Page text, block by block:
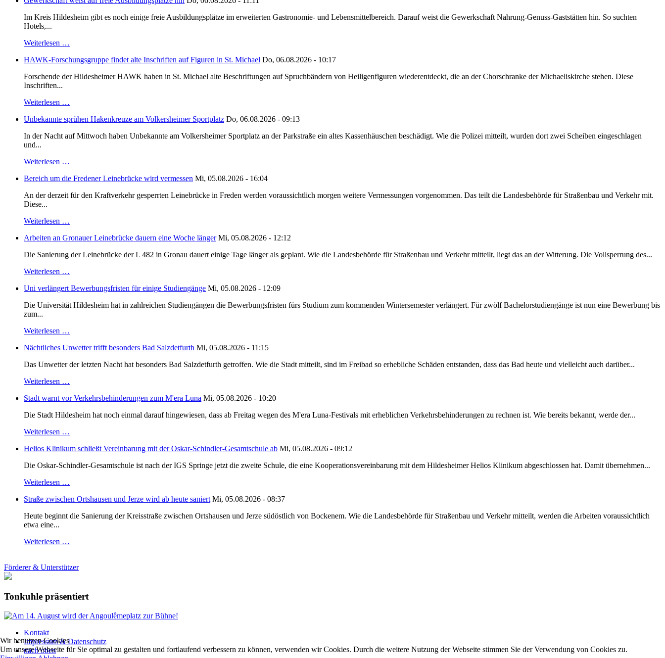
Im Kreis Hildesheim gibt es noch einige freie Ausbildungsplätze im erweiterten Gastronomie- und Lebensmittelbereich. Darauf weist die Gewerkschaft Nahrung-Genuss-Gaststätten hin. So suchten
Hotels,...
Weiterlesen …
HAWK-Forschungsgruppe findet alte Inschriften auf Figuren in St. Michael Do, 06.08.2026 - 10:17
Forschende der Hildesheimer HAWK haben in St. Michael alte Beschriftungen auf Spruchbändern von Heiligenfiguren wiederentdeckt, die an der Chorschranke der Michaeliskirche stehen. Diese
Inschriften...
Weiterlesen …
Unbekannte sprühen Hakenkreuze am Volkersheimer Sportplatz Do, 06.08.2026 - 09:13
In der Nacht auf Mittwoch haben Unbekannte am Volkersheimer Sportplatz an der Parkstraße ein altes Kassenhäuschen beschädigt. Wie die Polizei mitteilt, wurden dort zwei Scheiben eingeschlagen
und...
Weiterlesen …
Bereich um die Fredener Leinebrücke wird vermessen Mi, 05.08.2026 - 16:04
An der derzeit für den Kraftverkehr gesperrten Leinebrücke in Freden werden voraussichtlich morgen weitere Vermessungen vorgenommen. Das teilt die Landesbehörde für Straßenbau und Verkehr mit.
Diese...
Weiterlesen …
Arbeiten an Gronauer Leinebrücke dauern eine Woche länger Mi, 05.08.2026 - 12:12
Die Sanierung der Leinebrücke der L 482 in Gronau dauert einige Tage länger als geplant. Wie die Landesbehörde für Straßenbau und Verkehr mitteilt, liegt das an der Witterung. Die Vollsperrung des...
Weiterlesen …
Uni verlängert Bewerbungsfristen für einige Studiengänge Mi, 05.08.2026 - 12:09
Die Universität Hildesheim hat in zahlreichen Studiengängen die Bewerbungsfristen fürs Studium zum kommenden Wintersemester verlängert. Für zwölf Bachelorstudiengänge ist nun eine Bewerbung bis
zum...
Weiterlesen …
Nächtliches Unwetter trifft besonders Bad Salzdetfurth Mi, 05.08.2026 - 11:15
Das Unwetter der letzten Nacht hat besonders Bad Salzdetfurth getroffen. Wie die Stadt mitteilt, sind im Freibad so erhebliche Schäden entstanden, dass das Bad heute und vielleicht auch darüber...
Weiterlesen …
Stadt warnt vor Verkehrsbehinderungen zum M'era Luna Mi, 05.08.2026 - 10:20
Die Stadt Hildesheim hat noch einmal darauf hingewiesen, dass ab Freitag wegen des M'era Luna-Festivals mit erheblichen Verkehrsbehinderungen zu rechnen ist. Wie bereits bekannt, werde der...
Weiterlesen …
Helios Klinikum schließt Vereinbarung mit der Oskar-Schindler-Gesamtschule ab Mi, 05.08.2026 - 09:12
Die Oskar-Schindler-Gesamtschule ist nach der IGS Springe jetzt die zweite Schule, die eine Kooperationsvereinbarung mit dem Hildesheimer Helios Klinikum abgeschlossen hat. Damit übernehmen...
Weiterlesen …
Straße zwischen Ortshausen und Jerze wird ab heute saniert Mi, 05.08.2026 - 08:37
Heute beginnt die Sanierung der Kreisstraße zwischen Ortshausen und Jerze südöstlich von Bockenem. Wie die Landesbehörde für Straßenbau und Verkehr mitteilt, werden die Arbeiten voraussichtlich
etwa eine...
Weiterlesen …
Förderer & Unterstützer
Tonkuhle präsentiert
Kontakt
Impressum & Datenschutz
nach oben
Wir benutzen Cookies
Um unsere Webseite für Sie optimal zu gestalten und fortlaufend verbessern zu können, verwenden wir Cookies. Durch die weitere Nutzung der Webseite stimmen Sie der Verwendung von Cookies zu.